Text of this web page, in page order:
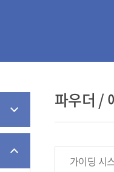
파우더 /
가이딩 시